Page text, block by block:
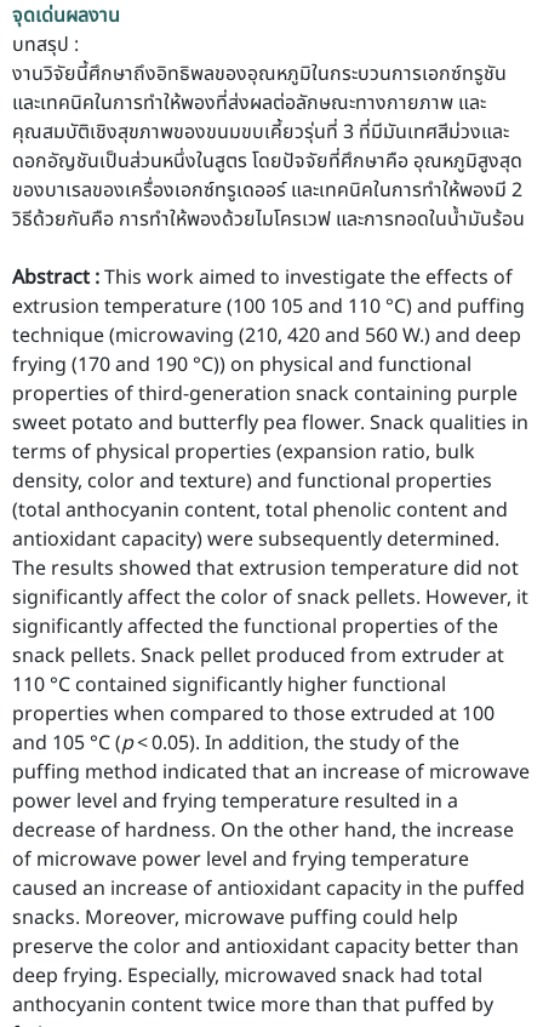
จุดเด่นผลงาน
บทสรุป :
งานวิจัยนี้ศึกษาถึงอิทธิพลของอุณหภูมิในกระบวนการเอกซ์ทรูชัน
และเทคนิคในการทำให้พองที่ส่งผลต่อลักษณะทางกายภาพ และ
คุณสมบัติเชิงสุขภาพของขนมขบเคี้ยวรุ่นที่ 3 ที่มีมันเทศสีม่วงและ
ดอกอัญชันเป็นส่วนหนึ่งในสูตร โดยปัจจัยที่ศึกษาคือ อุณหภูมิสูงสุด
ของบาเรลของเครื่องเอกซ์ทรูเดออร์ และเทคนิคในการทำให้พองมี 2
วิธีด้วยกันคือ การทำให้พองด้วยไมโครเวฟ และการทอดในน้ำมันร้อน
Abstract :This work aimed to investigate the effects of
extrusion temperature (100 105 and 110 °C) and puffing
technique (microwaving (210, 420 and 560 W.) and deep
frying (170 and 190 °C)) on physical and functional
properties of third-generation snack containing purple
sweet potato and butterfly pea flower. Snack qualities in
terms of physical properties (expansion ratio, bulk
density, color and texture) and functional properties
(total anthocyanin content, total phenolic content and
antioxidant capacity) were subsequently determined.
The results showed that extrusion temperature did not
significantly affect the color of snack pellets. However, it
significantly affected the functional properties of the
snack pellets. Snack pellet produced from extruder at
110 °C contained significantly higher functional
properties when compared to those extruded at 100
and 105 °C (p< 0.05). In addition, the study of the
puffing method indicated that an increase of microwave
power level and frying temperature resulted in a
decrease of hardness. On the other hand, the increase
of microwave power level and frying temperature
caused an increase of antioxidant capacity in the puffed
snacks. Moreover, microwave puffing could help
preserve the color and antioxidant capacity better than
deep frying. Especially, microwaved snack had total
anthocyanin content twice more than that puffed by